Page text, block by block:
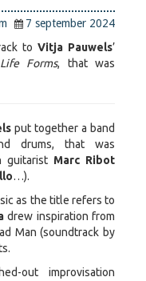
7 september 2024
to Vitja Pauwels’
Forms, that was
put together a band
drums, that was
guitarist Marc Ribot
…).
as the title refers to
drew inspiration from
Man (soundtrack by
out improvisation